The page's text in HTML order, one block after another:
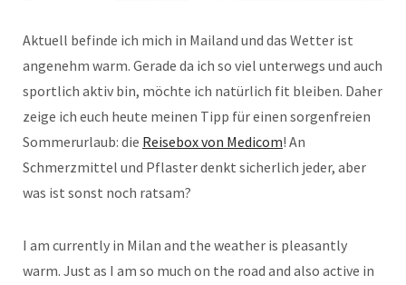
Aktuell befinde ich mich in Mailand und das Wetter ist
angenehm warm. Gerade da ich so viel unterwegs und auch
sportlich aktiv bin, möchte ich natürlich fit bleiben. Daher
zeige ich euch heute meinen Tipp für einen sorgenfreien
Sommerurlaub: die Reisebox von Medicom! An
Schmerzmittel und Pflaster denkt sicherlich jeder, aber
was ist sonst noch ratsam?
I am currently in Milan and the weather is pleasantly
warm. Just as I am so much on the road and also active in